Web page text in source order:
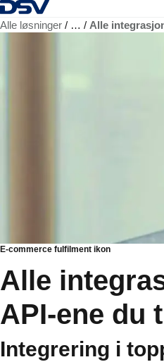
Tilbake til hjemmesiden
Alle løsninger … Alle
E-commerce fulfilment ikon
Alle
API-ene du
Integrering i